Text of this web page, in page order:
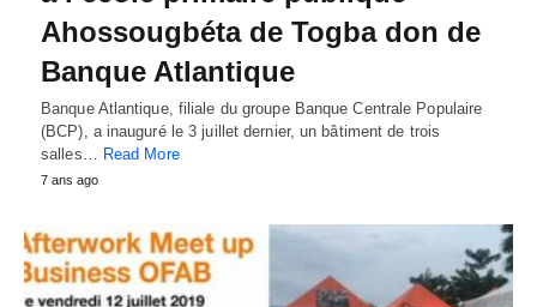
Ahossougbéta de Togba don de
Banque Atlantique
Banque Atlantique, filiale du groupe Banque Centrale Populaire
(BCP), a inauguré le 3 juillet dernier, un bâtiment de trois
salles… Read More
7 ans ago